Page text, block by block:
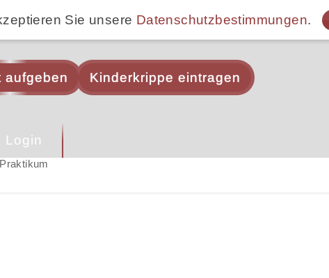
Sie unsere Datenschutzbestimmungen.
aufgeben Kinderkrippe eintragen
Login
Praktikum